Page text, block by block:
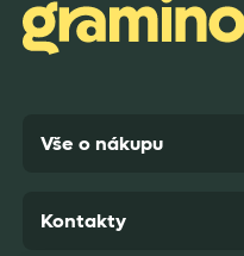
Anonym,před 7 dny
Vše o nákupu
Kontakty